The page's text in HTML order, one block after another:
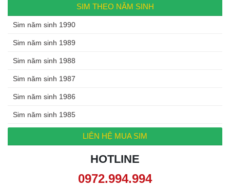
SIM THEO NĂM SINH
Sim năm sinh 1990
Sim năm sinh 1989
Sim năm sinh 1988
Sim năm sinh 1987
Sim năm sinh 1986
Sim năm sinh 1985
LIÊN HỆ MUA SIM
HOTLINE
0972.994.994